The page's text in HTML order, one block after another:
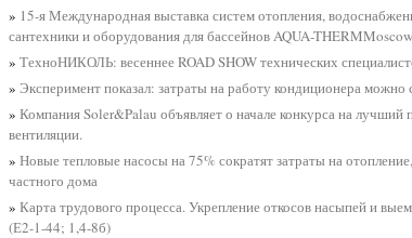
» 15-я Международная выставка систем отопления,
сантехники и оборудования для бассейнов AQUA-THERMMoscow
» ТехноНИКОЛЬ: весеннее ROAD SHOW технических
» Эксперимент показал: затраты на работу кондиционера можно
» Компания Soler&Palau объявляет о начале конкурса на лучший
вентиляции.
» Новые тепловые насосы на 75% сократят затраты на
частного дома
» Карта трудового процесса. Укрепление откосов насыпей и
(Е2-1-44; 1,4-8б)